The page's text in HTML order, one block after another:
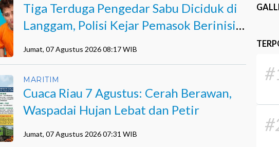
Tiga Terduga Pengedar Sabu Diciduk di
Langgam, Polisi Kejar Pemasok Berinisial
Jumat, 07 Agustus 2026 08:17 WIB
MARITIM
Cuaca Riau 7 Agustus: Cerah Berawan,
Waspadai Hujan Lebat dan Petir
Jumat, 07 Agustus 2026 07:31 WIB